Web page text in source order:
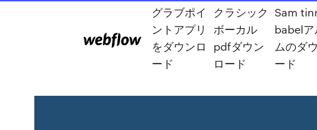
グラブポイ
ントアプリ
をダウンロ
ード
クラシック
ボーカル
pdfダウン
ロード
Sam
babelア
ムのダ
ード